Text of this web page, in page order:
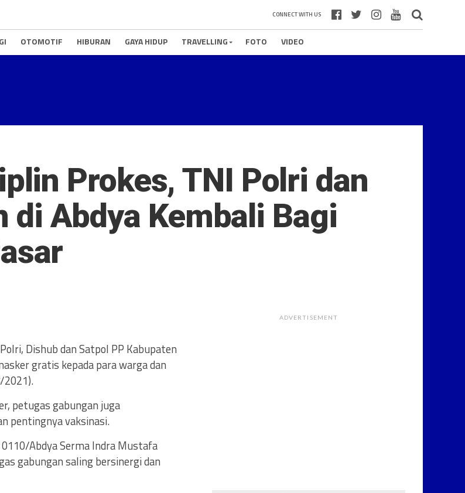
CONNECT WITH US
OTOMOTIF HIBURAN GAYA HIDUP TRAVELLING FOTO VIDEO
Prokes, TNI Polri dan
di Abdya Kembali Bagi
Dishub dan Satpol PP Kabupaten
gratis kepada para warga dan
2021).
petugas gabungan juga
pentingnya vaksinasi.
Abdya Serma Indra Mustafa
gabungan saling bersinergi dan
ADVERTISEMENT